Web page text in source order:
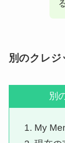
別のクレジ
別
My